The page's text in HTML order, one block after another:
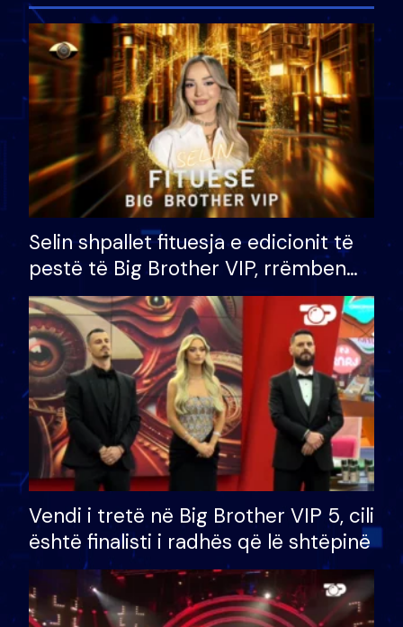
Selin shpallet fituesja e edicionit të
pestë të Big Brother VIP, rrëmben
çmimin e madh prej 100 mijë eurosh
Vendi i tretë në Big Brother VIP 5, cili
është finalisti i radhës që lë shtëpinë